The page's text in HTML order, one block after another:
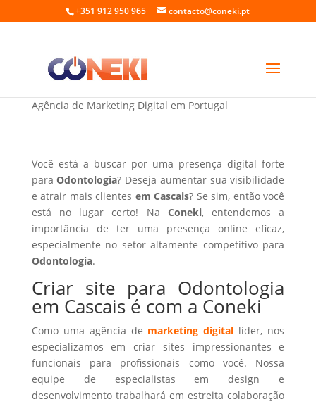
+351 912 950 965 contacto@coneki.pt
Criar site para Odontologia em Cascais
Agência de Marketing Digital em Portugal
Você está a buscar por uma presença digital forte
paraOdontologia? Deseja aumentar sua visibilidade
e atrair mais clientes em Cascais? Se sim, então você
está no lugar certo! Na Coneki, entendemos a
importância de ter uma presença online eficaz,
especialmente no setor altamente competitivo para
Odontologia.
Criar site para Odontologia
em Cascais é com a Coneki
Como uma agência de marketing digital líder, nos
especializamos em criar sites impressionantes e
funcionais para profissionais como você. Nossa
equipe de especialistas em design e
desenvolvimento trabalhará em estreita colaboração